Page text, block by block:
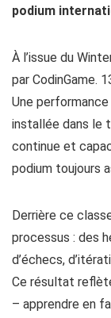
podium
À l’issue du
par CodinGame.
Une
installée dans le
continue et
podium toujours
Derrière ce
processus : des
d’échecs,
Ce résultat
– apprendre en